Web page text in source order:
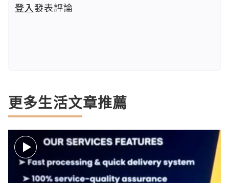
登入發表評論
更多生活文章推薦